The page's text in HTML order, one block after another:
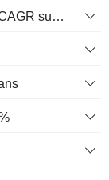
Bénéfices des activités poursuivies, CAGR sur 3 ans